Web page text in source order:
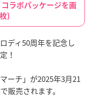
ラボパッケージを画
)
ディ50周年を記念し
！
ーチ」が2025年3月21
販売されます。